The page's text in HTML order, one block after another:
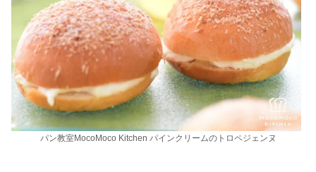
パン教室MocoMoco Kitchen パインクリームのトロペジェンヌ